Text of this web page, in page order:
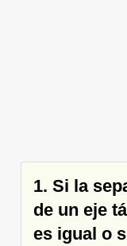
1. Si la
de un eje
es igual o